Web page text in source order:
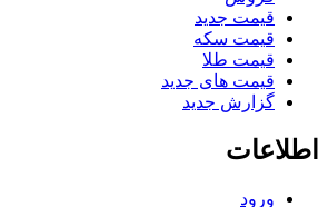
قیمت جدید
قیمت سکه
قیمت طلا
قیمت های جدید
گزارش جدید
اطلاعات
ورود